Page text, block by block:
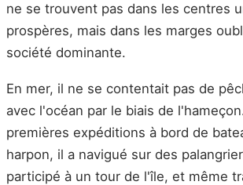
ne se trouvent pas dans les centres
prospères, mais dans les marges
société dominante.
En mer, il ne se contentait pas de
avec l'océan par le biais de
premières expéditions à bord de
harpon, il a navigué sur des
participé à un tour de l'île, et même